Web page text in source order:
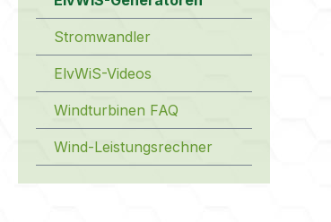
Stromwandler
ElvWiS-Videos
Windturbinen FAQ
Wind-Leistungsrechner